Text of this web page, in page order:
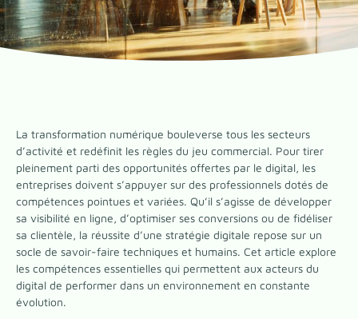
La transformation numérique bouleverse tous les secteurs
d’activité et redéfinit les règles du jeu commercial. Pour tirer
pleinement parti des opportunités offertes par le digital, les
entreprises doivent s’appuyer sur des professionnels dotés de
compétences pointues et variées. Qu’il s’agisse de développer
sa visibilité en ligne, d’optimiser ses conversions ou de fidéliser
sa clientèle, la réussite d’une stratégie digitale repose sur un
socle de savoir-faire techniques et humains. Cet article explore
les compétences essentielles qui permettent aux acteurs du
digital de performer dans un environnement en constante
évolution.